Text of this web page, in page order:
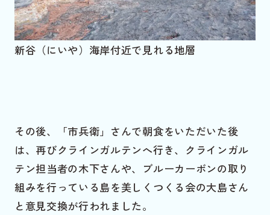
新谷（にいや）海岸付近で見れる地層
その後、「市兵衛」さんで朝食をいただいた後
は、再びクラインガルテンへ行き、クラインガル
テン担当者の木下さんや、ブルーカーボンの取り
組みを行っている島を美しくつくる会の大島さん
と意見交換が行われました。